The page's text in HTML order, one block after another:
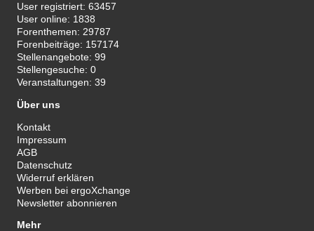
User registriert:63457
User online: 1838
Forenthemen: 29787
Forenbeiträge: 157174
Stellenangebote:99
Stellengesuche:0
Veranstaltungen:39
Über uns
Kontakt
Impressum
AGB
Datenschutz
Widerruf erklären
Werben bei ergoXchange
Newsletter abonnieren
Mehr